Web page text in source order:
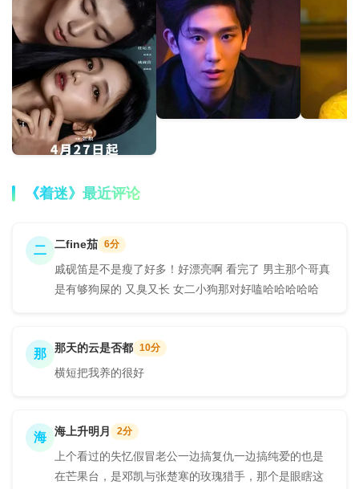
《着迷》最近评论
二 二fine茄 6分
戚砚笛是不是瘦了好多！好漂亮啊 看完了 男主那个哥真
是有够狗屎的 又臭又长 女二小狗那对好嗑哈哈哈哈哈
那 那天的云是否都 10分
横短把我养的很好
海 海上升明月 2分
上个看过的失忆假冒老公一边搞复仇一边搞纯爱的也是
在芒果台，是邓凯与张楚寒的玫瑰猎手，那个是眼瞎这